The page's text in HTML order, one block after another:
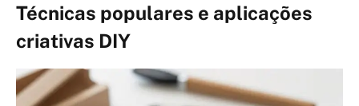
Técnicas populares e aplicações
criativas DIY